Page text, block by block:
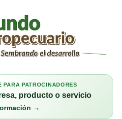
PARA PATROCINADORES
producto o servicio
→